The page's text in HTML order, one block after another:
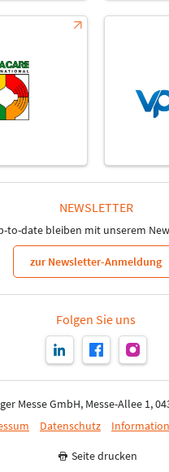
NEWSLETTER
to-date bleiben mit unserem
zur Newsletter-Anmeldung
Folgen Sie uns
Messe GmbH, Messe-Allee 1,
Datenschutz
Seite drucken